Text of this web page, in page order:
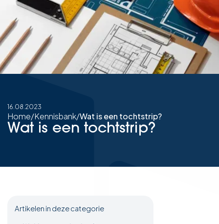
16.08.2023
Home/Kennisbank/Wat is een tochtstrip?
Wat is een tochtstrip?
Artikelen in deze categorie